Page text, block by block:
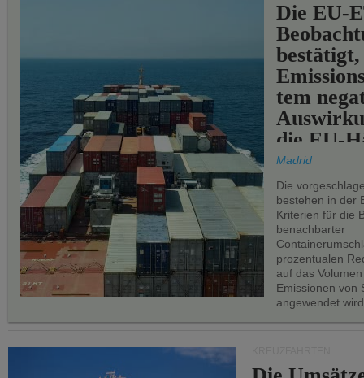
Die EU-
bestätigt,
tem
die EU-
Madrid
Die
bestehen in der
Kriterien für die
benachbarter
prozentualen
auf das
Emissionen von
angewendet